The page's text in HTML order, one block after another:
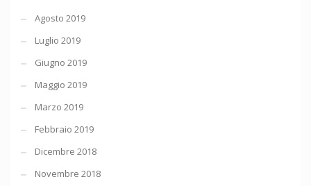
Agosto 2019
Luglio 2019
Giugno 2019
Maggio 2019
Marzo 2019
Febbraio 2019
Dicembre 2018
Novembre 2018